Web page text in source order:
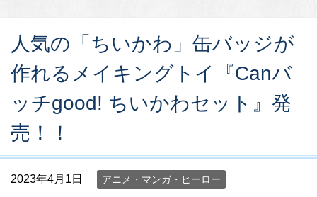
人気の「ちいかわ」缶バッジが
作れるメイキングトイ『Canバ
ッチgood! ちいかわセット』発
売！！
2023年4月1日 アニメ・マンガ・ヒーロー